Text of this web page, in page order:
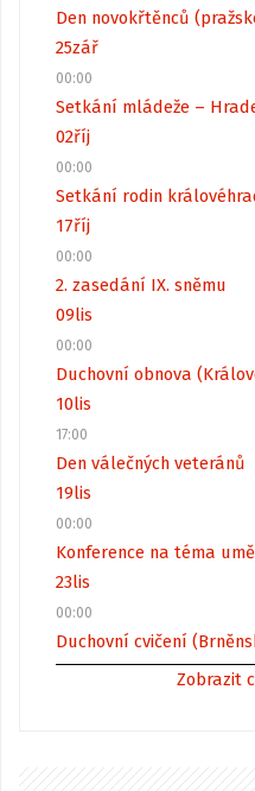
Den novokřtěnců
25zář
00:00
Setkání mládeže –
02říj
00:00
Setkání rodin
17říj
00:00
2. zasedání IX. sněmu
09lis
00:00
Duchovní obnova
10lis
17:00
Den válečných veteránů
19lis
00:00
Konference na téma
23lis
00:00
Duchovní cvičení
Zobrazit